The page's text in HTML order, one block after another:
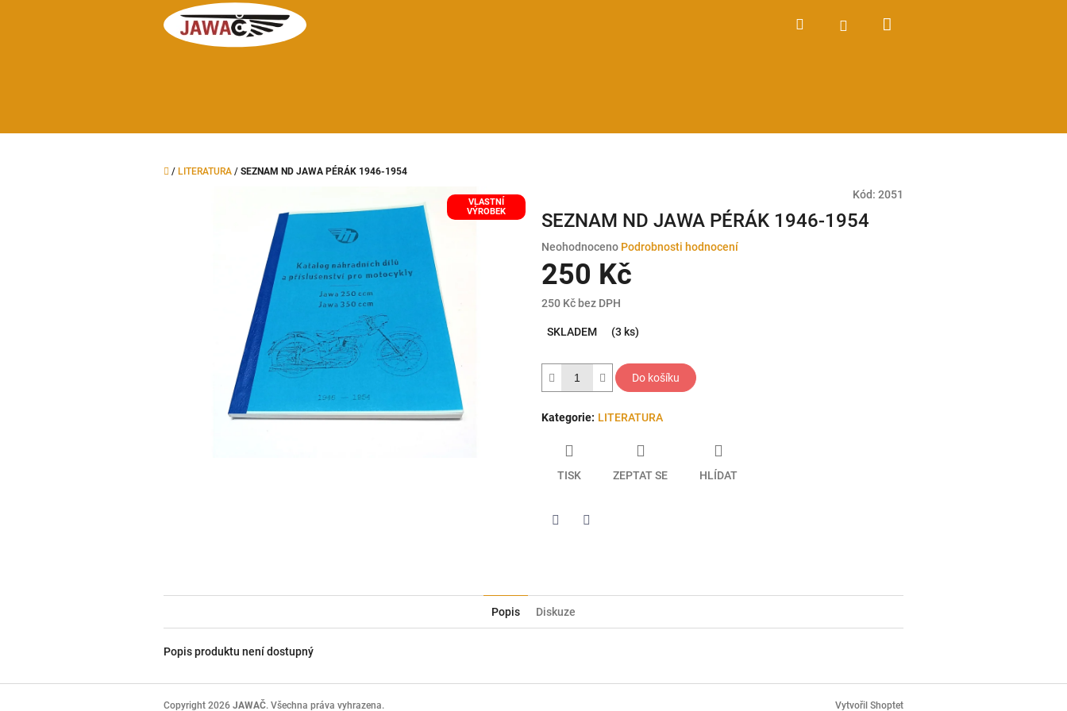
Hledat Přihlášení
Domů
/ LITERATURA / SEZNAM ND JAWA PÉRÁK 1946-1954
VLASTNÍ
VÝROBEK
Kód: 2051
SEZNAM ND JAWA PÉRÁK 1946-1954
Průměrné
hodnocení
produktu
0,0
Neohodnoceno Podrobnosti hodnocení
250 Kč
250 Kč bez DPH
cena:
SKLADEM (3 ks)
Do košíku
Kategorie: LITERATURA
TISK ZEPTAT SE HLÍDAT
Popis Diskuze
Popis produktu není dostupný
Vytvořil Shoptet
Copyright 2026 JAWAČ. Všechna práva vyhrazena.